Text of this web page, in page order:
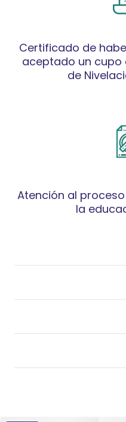
Certificado de
aceptado un cupo
de
Atención al
la
en línea o revisa